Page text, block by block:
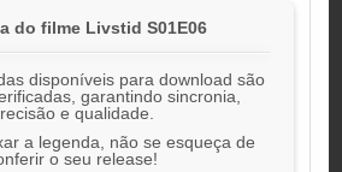
do filme Livstid S01E06
disponíveis para download são
garantindo sincronia,
e qualidade.
a legenda, não se esqueça de
o seu release!